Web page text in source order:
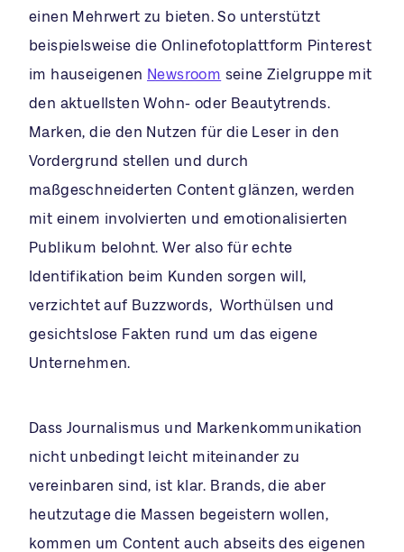
einen Mehrwert zu bieten. So unterstützt
beispielsweise die Onlinefotoplattform Pinterest
im hauseigenen Newsroom seine Zielgruppe mit
den aktuellsten Wohn- oder Beautytrends.
Marken, die den Nutzen für die Leser in den
Vordergrund stellen und durch
maßgeschneiderten Content glänzen, werden
mit einem involvierten und emotionalisierten
Publikum belohnt. Wer also für echte
Identifikation beim Kunden sorgen will,
verzichtet auf Buzzwords, Worthülsen und
gesichtslose Fakten rund um das eigene
Unternehmen.
Dass Journalismus und Markenkommunikation
nicht unbedingt leicht miteinander zu
vereinbaren sind, ist klar. Brands, die aber
heutzutage die Massen begeistern wollen,
kommen um Content auch abseits des eigenen